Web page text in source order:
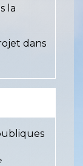
la
dans